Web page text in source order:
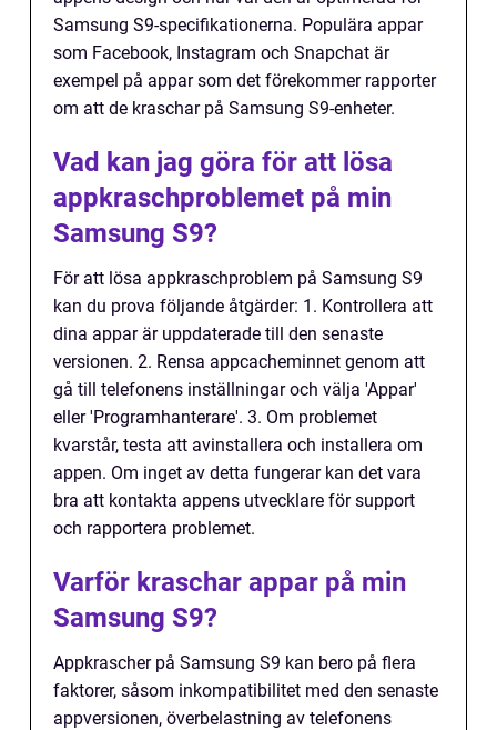
Samsung S9-specifikationerna. Populära appar
som Facebook, Instagram och Snapchat är
exempel på appar som det förekommer rapporter
om att de kraschar på Samsung S9-enheter.
Vad kan jag göra för att lösa
appkraschproblemet på min
Samsung S9?
För att lösa appkraschproblem på Samsung S9
kan du prova följande åtgärder: 1. Kontrollera att
dina appar är uppdaterade till den senaste
versionen. 2. Rensa appcacheminnet genom att
gå till telefonens inställningar och välja 'Appar'
eller 'Programhanterare'. 3. Om problemet
kvarstår, testa att avinstallera och installera om
appen. Om inget av detta fungerar kan det vara
bra att kontakta appens utvecklare för support
och rapportera problemet.
Varför kraschar appar på min
Samsung S9?
Appkrascher på Samsung S9 kan bero på flera
faktorer, såsom inkompatibilitet med den senaste
appversionen, överbelastning av telefonens